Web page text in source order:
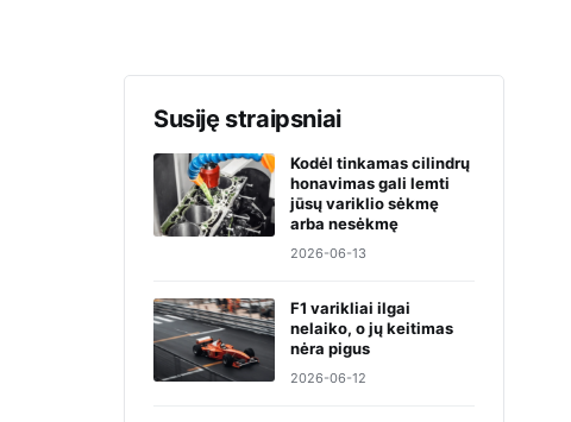
Susiję straipsniai
Kodėl tinkamas cilindrų
honavimas gali lemti
jūsų variklio sėkmę
arba nesėkmę
2026-06-13
F1 varikliai ilgai
nelaiko, o jų keitimas
nėra pigus
2026-06-12